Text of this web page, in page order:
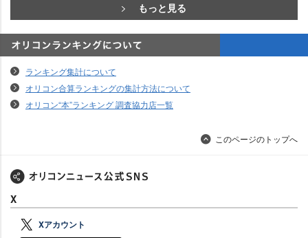
もっと見る
ランキング集計について
オリコン合算ランキングの集計方法について
オリコン“本”ランキング 調査協力店一覧
このページのトップへ
X
Xアカウント